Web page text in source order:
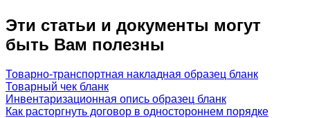
Эти статьи и документы могут
быть Вам полезны
Товарно-транспортная накладная образец бланк
Товарный чек бланк
Инвентаризационная опись образец бланк
Как расторгнуть договор в одностороннем порядке